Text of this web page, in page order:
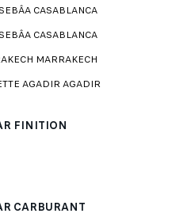
CASABLANCA
CASABLANCA
MARRAKECH
AGADIR AGADIR
FINITION
CARBURANT